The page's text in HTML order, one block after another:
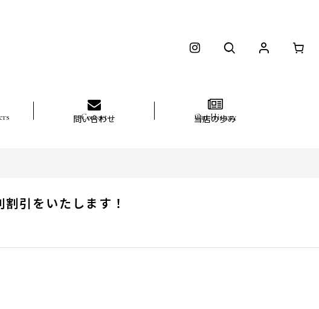
問い合わせ 当店の歩み
引をいたします！